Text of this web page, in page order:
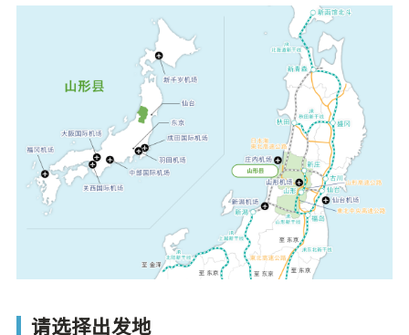
请选择出发地